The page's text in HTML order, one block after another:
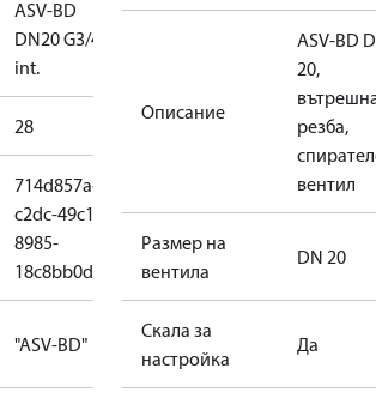
ASV-BD
DN20 G3/4"
int.
28
714d857a-
c2dc-49c1-
8985-
18c8bb0d1890
"ASV-BD"
Описание
ASV-BD
20,
резба,
вентил
Размер на
вентила
DN 20
Скала за
настройка
Да